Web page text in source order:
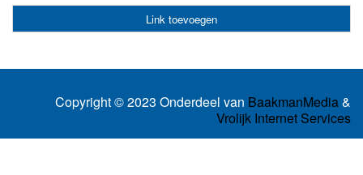
Link toevoegen
Copyright © 2023 Onderdeel van BaakmanMedia&
Vrolijk Internet Services